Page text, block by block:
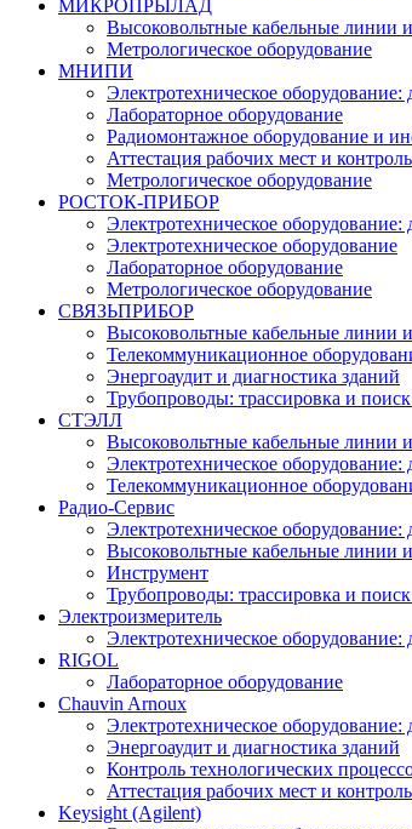
МИКРОПРЫЛАД
Высоковольтные кабельные линии
Метрологическое оборудование
МНИПИ
Электротехническое оборудование:
Лабораторное оборудование
Радиомонтажное оборудование и
Аттестация рабочих мест и
Метрологическое оборудование
РОСТОК-ПРИБОР
Электротехническое оборудование:
Электротехническое оборудование
Лабораторное оборудование
Метрологическое оборудование
СВЯЗЬПРИБОР
Высоковольтные кабельные линии
Телекоммуникационное
Энергоаудит и диагностика зданий
Трубопроводы: трассировка и
СТЭЛЛ
Высоковольтные кабельные линии
Электротехническое оборудование:
Телекоммуникационное
Радио-Cервис
Электротехническое оборудование:
Высоковольтные кабельные линии
Инструмент
Трубопроводы: трассировка и
Электроизмеритель
Электротехническое оборудование:
RIGOL
Лабораторное оборудование
Chauvin Arnoux
Электротехническое оборудование:
Энергоаудит и диагностика зданий
Контроль технологических
Аттестация рабочих мест и
Keysight (Agilent)